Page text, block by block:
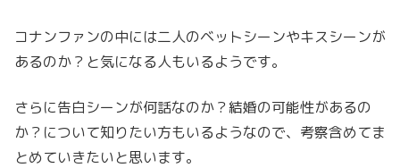
コナンファンの中には二人のベットシーンやキスシーンが
あるのか？と気になる人もいるようです。
さらに告白シーンが何話なのか？結婚の可能性があるの
か？について知りたい方もいるようなので、考察含めてま
とめていきたいと思います。